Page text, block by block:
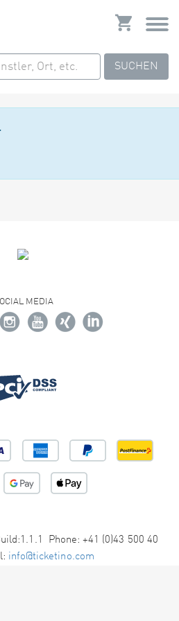
SUCHEN
MEDIA
Phone: +41 (0)43 500 40
info@ticketino.com